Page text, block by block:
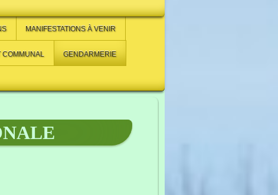
MANIFESTATIONS À VENIR
COMMUNAL GENDARMERIE